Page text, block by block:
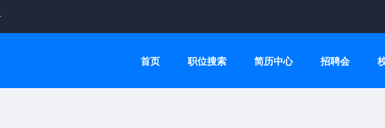
首页 职位搜索 简历中心 招聘会